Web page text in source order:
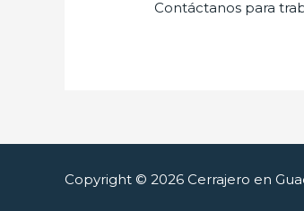
Contáctanos para
Copyright © 2026 Cerrajero en